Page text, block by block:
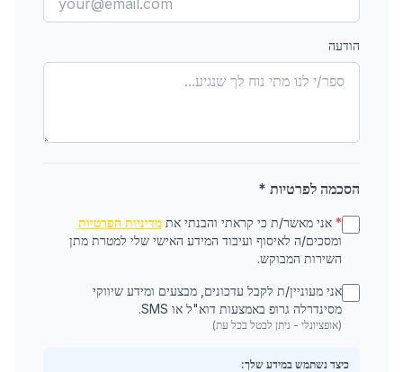
הודעה
הסכמה לפרטיות *
* אני מאשר/ת כי קראתי והבנתי את מדיניות הפרטיות
ומסכים/ה לאיסוף ועיבוד המידע האישי שלי למטרת מתן
השירות המבוקש.
אני מעוניין/ת לקבל עדכונים, מבצעים ומידע שיווקי
מסינדרלה גרופ באמצעות דוא"ל או SMS.
(אופציונלי - ניתן לבטל בכל עת)
כיצד נשתמש במידע שלך: